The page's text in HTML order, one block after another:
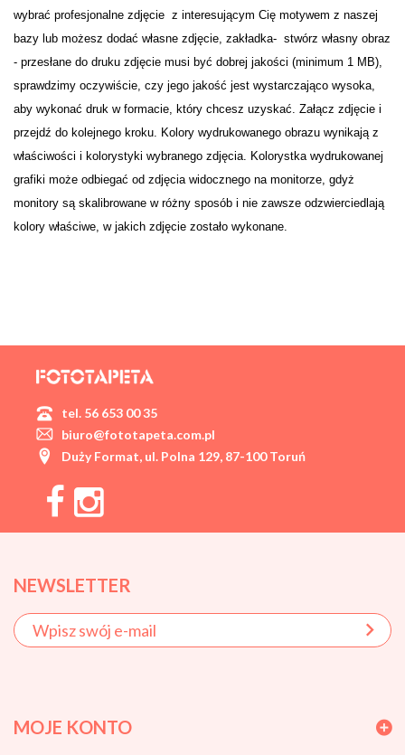
wybrać profesjonalne zdjęcie z interesującym Cię motywem z naszej
bazy lub możesz dodać własne zdjęcie, zakładka- stwórz własny obraz
- przesłane do druku zdjęcie musi być dobrej jakości (minimum 1 MB),
sprawdzimy oczywiście, czy jego jakość jest wystarczająco wysoka,
aby wykonać druk w formacie, który chcesz uzyskać. Załącz zdjęcie i
przejdź do kolejnego kroku. Kolory wydrukowanego obrazu wynikają z
właściwości i kolorystyki wybranego zdjęcia. Kolorystka wydrukowanej
grafiki może odbiegać od zdjęcia widocznego na monitorze, gdyż
monitory są skalibrowane w różny sposób i nie zawsze odzwierciedlają
kolory właściwe, w jakich zdjęcie zostało wykonane.
tel. 56 653 00 35
biuro@fototapeta.com.pl
Duży Format, ul. Polna 129, 87-100 Toruń
NEWSLETTER
MOJE KONTO